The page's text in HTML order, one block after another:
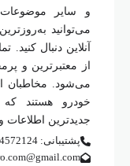
و سایر
می‌توانید
آنلاین دنبال
از معتبرترین و
می‌شود. مخاطبان
خودرو هستند
جدیدترین
پشتیبانی: 09214572124